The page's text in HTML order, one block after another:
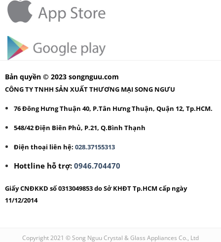
Bản quyền © 2023 songnguu.com
CÔNG TY TNHH SẢN XUẤT THƯƠNG MẠI SONG NGƯU
76 Đông Hưng Thuận 40, P.Tân Hưng Thuận, Quận 12, Tp.HCM.
548/42 Điện Biên Phủ, P.21, Q.Bình Thạnh
Điện thoại liên hệ: 028.37155313
Hottline hỗ trợ: 0946.704470
Giấy CNĐKKD số 0313049853 do Sở KHĐT Tp.HCM cấp ngày
11/12/2014
Copyright 2021 © Song Nguu Crystal & Glass Appliances Co., Ltd